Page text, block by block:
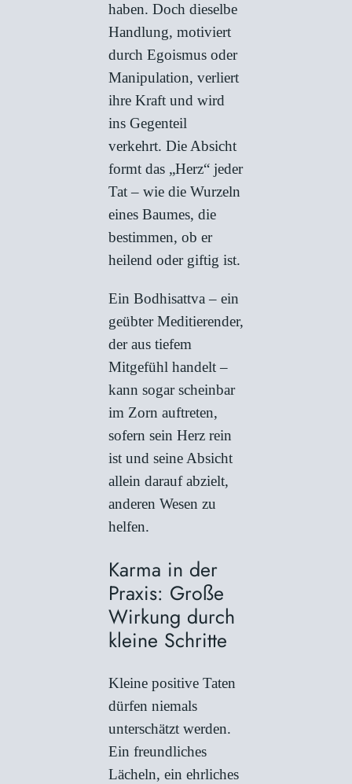
haben. Doch dieselbe
Handlung, motiviert
durch Egoismus oder
Manipulation, verliert
ihre Kraft und wird
ins Gegenteil
verkehrt. Die Absicht
formt das „Herz“ jeder
Tat – wie die Wurzeln
eines Baumes, die
bestimmen, ob er
heilend oder giftig ist.
Ein Bodhisattva – ein
geübter Meditierender,
der aus tiefem
Mitgefühl handelt –
kann sogar scheinbar
im Zorn auftreten,
sofern sein Herz rein
ist und seine Absicht
allein darauf abzielt,
anderen Wesen zu
helfen.
Karma in der
Praxis: Große
Wirkung durch
kleine Schritte
Kleine positive Taten
dürfen niemals
unterschätzt werden.
Ein freundliches
Lächeln, ein ehrliches